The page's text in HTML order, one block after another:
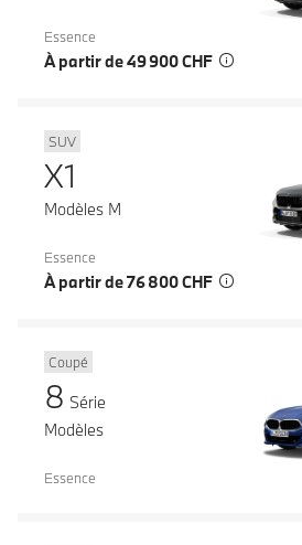
Essence
À partir de 49 900 CHF
SUV
X1
Modèles M
Essence
À partir de 76 800 CHF
Coupé
8 Série
Modèles
Essence